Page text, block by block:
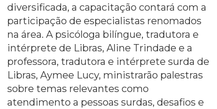
diversificada, a capacitação contará com a
participação de especialistas renomados
na área. A psicóloga bilíngue, tradutora e
intérprete de Libras, Aline Trindade e a
professora, tradutora e intérprete surda de
Libras, Aymee Lucy, ministrarão palestras
sobre temas relevantes como
atendimento a pessoas surdas, desafios e